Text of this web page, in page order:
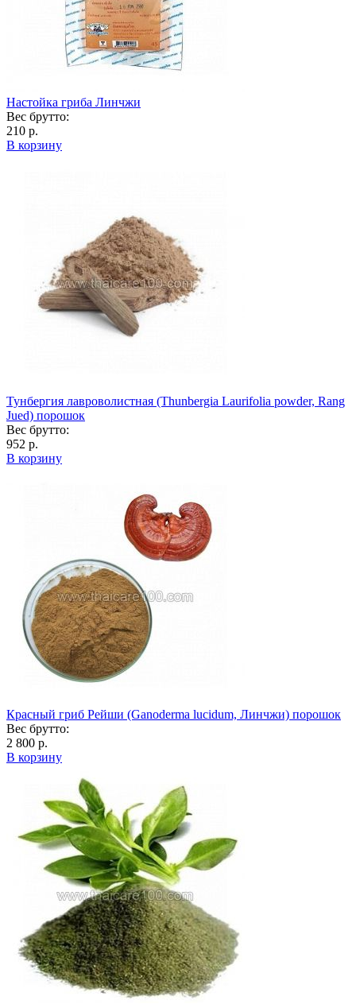
Настойка гриба Линчжи
Вес брутто:
210 р.
В корзину
Тунбергия лавроволистная (Thunbergia Laurifolia powder, Rang
Jued) порошок
Вес брутто:
952 р.
В корзину
Красный гриб Рейши (Ganoderma lucidum, Линчжи) порошок
Вес брутто:
2 800 р.
В корзину